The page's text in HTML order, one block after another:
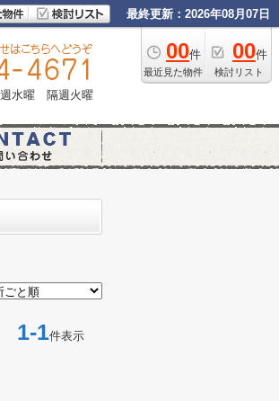
最終更新：2026年08月07日
00件
最近見た物件
00件
検討リスト
週水曜 隔週火曜
1-1件表示